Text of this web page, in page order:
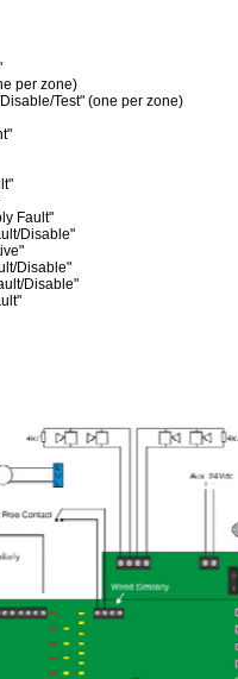
per zone)
Test" (one per zone)
Fault"
Disable"
Disable"
Disable"